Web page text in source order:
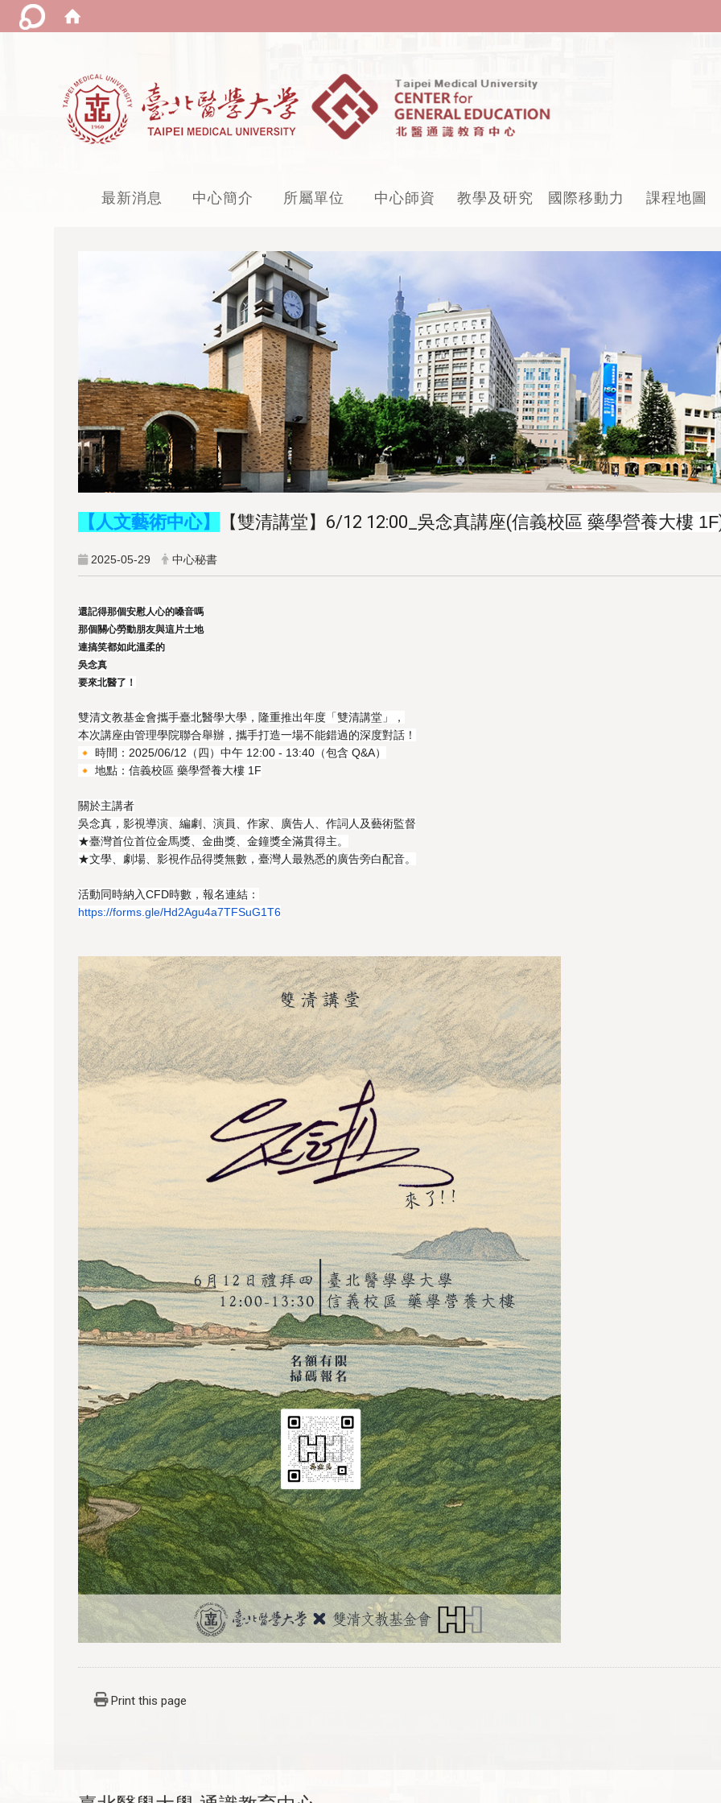
最新消息 中心簡介 所屬單位 中心師資 教學及研究 國際移動力 課程地圖
【人文藝術中心】 【雙清講堂】6/12 12:00_吳念真講座(信義校區 藥學營養大樓 1F
2025-05-29 中心秘書
還記得那個安慰人心的嗓音嗎
那個關心勞動朋友與這片土地
連搞笑都如此溫柔的
吳念真
要來北醫了！
雙清文教基金會攜手臺北醫學大學，隆重推出年度「雙清講堂」，
本次講座由管理學院聯合舉辦，攜手打造一場不能錯過的深度對話！
時間：2025/06/12（四）中午 12:00 - 13:40（包含 Q&A）
地點：信義校區 藥學營養大樓 1F
關於主講者
吳念真，影視導演、編劇、演員、作家、廣告人、作詞人及藝術監督
★臺灣首位首位金馬獎、金曲獎、金鐘獎全滿貫得主。
★文學、劇場、影視作品得獎無數，臺灣人最熟悉的廣告旁白配音。
活動同時納入CFD時數，報名連結：
https://forms.gle/Hd2Agu4a7TFSuG1T6
Print this page